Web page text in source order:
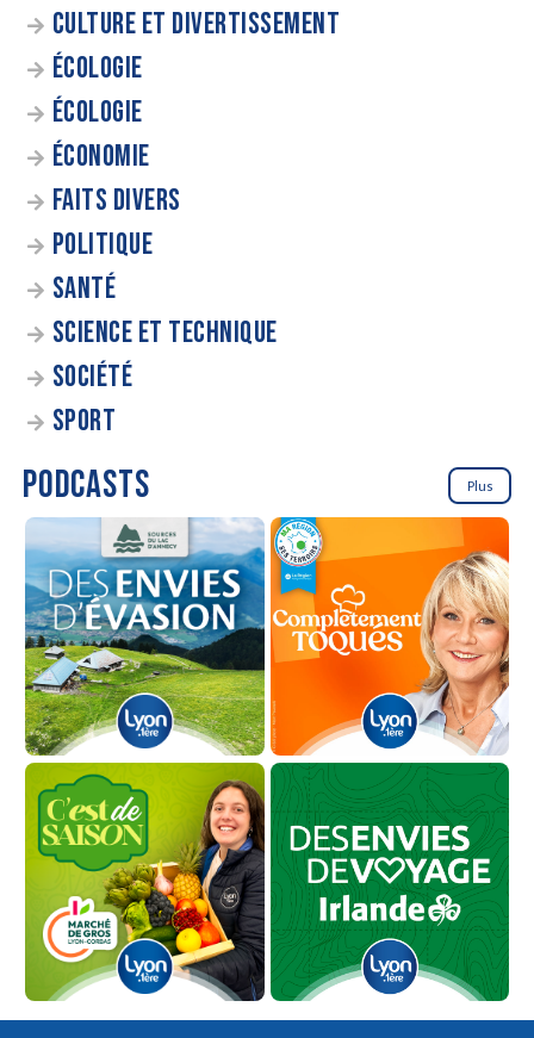
CULTURE ET DIVERTISSEMENT
ÉCOLOGIE
ÉCOLOGIE
ÉCONOMIE
FAITS DIVERS
POLITIQUE
SANTÉ
SCIENCE ET TECHNIQUE
SOCIÉTÉ
SPORT
PODCASTS Plus